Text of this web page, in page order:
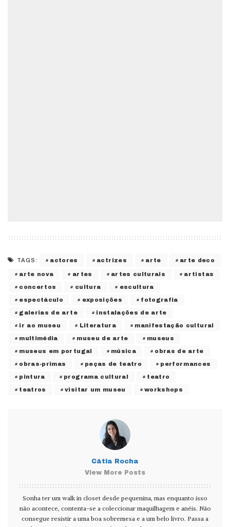
TAGS: actores actrizes arte arte deco
arte nova artes artes culturais artistas
concertos cultura escultura
espectáculo exposições fotografia
galerias de arte instalações de arte
ir ao museu Literatura manifestação cultural
multimédia museu de arte museus
museus em portugal música obras de arte
obras-primas peças de teatro performances
pintura programa cultural teatro
teatros visitar um museu workshops
Cátia Rocha
View More Posts
Sonha ter um walk in closet desde pequenina, mas enquanto isso
não acontece, contenta-se a coleccionar maquilhagem e anéis. Não
consegue resistir a uma boa sobremesa e a um belo livro. Passa a